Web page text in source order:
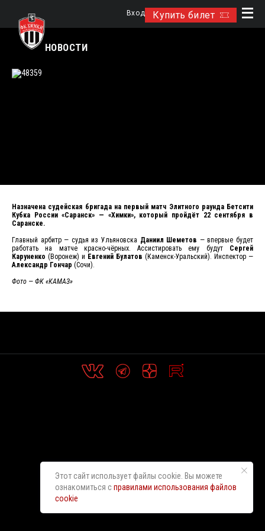
Купить билет
Вход
НОВОСТИ
Назначена судейская бригада на первый матч Элитного раунда Бетсити
Кубка России «Саранск» — «Химки», который пройдёт 22 сентября в
Саранске.
Главный арбитр — судья из Ульяновска Даниил Шеметов — впервые будет
работать на матче красно-чёрных. Ассистировать ему будутСергей
Каруненко (Воронеж) и Евгений Булатов (Каменск-Уральский). Инспектор —
Александр Гончар (Сочи).
Фото — ФК «КАМАЗ»
Этот сайт использует файлы cookie. Вы можете
ознакомиться справилами использования файлов
cookie